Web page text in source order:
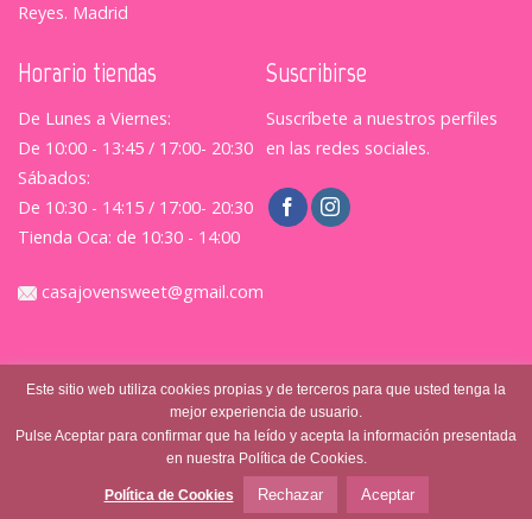
Reyes. Madrid
Horario tiendas
De Lunes a Viernes:
De 10:00 - 13:45 / 17:00- 20:30
Sábados:
De 10:30 - 14:15 / 17:00- 20:30
Tienda Oca: de 10:30 - 14:00
Suscribirse
Suscríbete a nuestros perfiles
en las redes sociales.
casajovensweet@gmail.com
© Casajovensweet 2026 | Casa Joven Suite S.L.
|Política de Privacidad|Terminos y Condiciones
Este sitio web utiliza cookies propias y de terceros para que usted tenga la
mejor experiencia de usuario.
Pulse Aceptar para confirmar que ha leído y acepta la información presentada
en nuestra Política de Cookies.
Política de Cookies Rechazar Aceptar